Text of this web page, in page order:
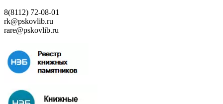
8(8112) 72-08-01
rk@pskovlib.ru
rare@pskovlib.ru